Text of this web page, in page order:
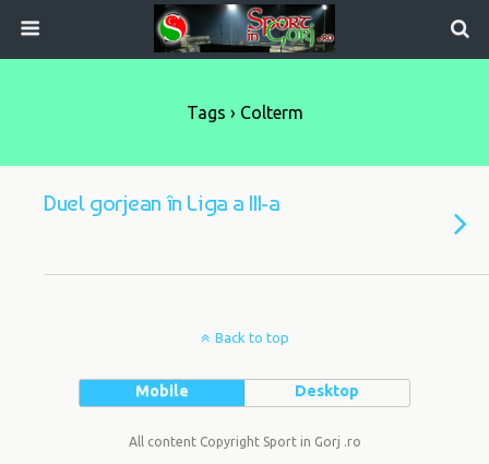
Tags › Colterm
Duel gorjean în Liga a III-a
Back to top
Mobile Desktop
All content Copyright Sport in Gorj .ro